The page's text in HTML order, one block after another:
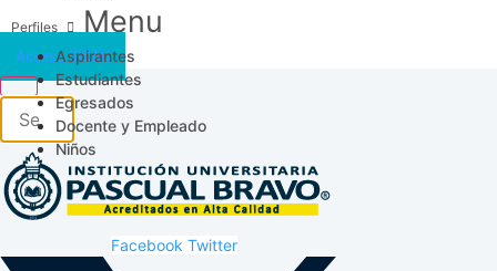
Menu
Aspirantes
Estudiantes
Egresados
Docente y Empleado
Niños
Acceso SICAU
Facebook Twitter